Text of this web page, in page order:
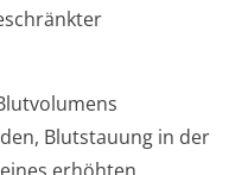
Blutstauung in der